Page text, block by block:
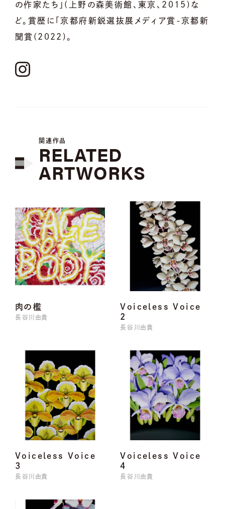
の作家たち」(上野の森美術館、東京、2015)な
ど。賞歴に「京都府新鋭選抜展メディア賞-京都新
聞賞(2022)。
関連作品
RELATED
ARTWORKS
肉の檻
長谷川由貴
Voiceless Voice
2
長谷川由貴
Voiceless Voice
3
長谷川由貴
Voiceless Voice
4
長谷川由貴